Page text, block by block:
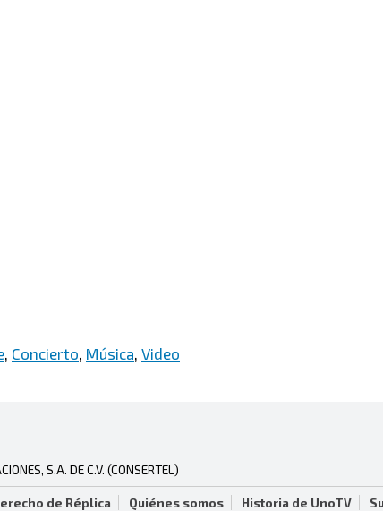
, Concierto, Música, Video
S.A. DE C.V. (CONSERTEL)
de Réplica Quiénes somos Historia de UnoTV